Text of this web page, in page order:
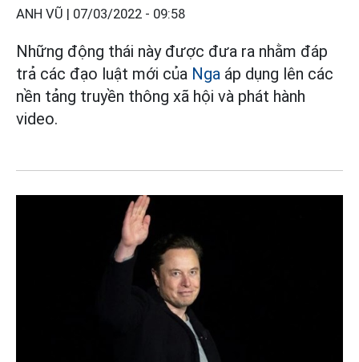
ANH VŨ | 07/03/2022 - 09:58
Những động thái này được đưa ra nhằm đáp
trả các đạo luật mới của Nga áp dụng lên các
nền tảng truyền thông xã hội và phát hành
video.